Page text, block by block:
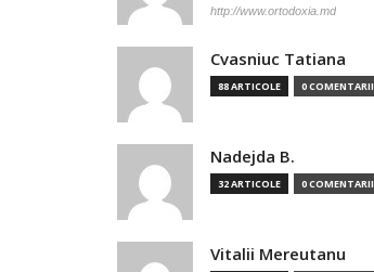
http://www.ortodoxia.md
Cvasniuc Tatiana
88 ARTICOLE 0 COMENTARII
Nadejda B.
32 ARTICOLE 0 COMENTARII
Vitalii Mereutanu